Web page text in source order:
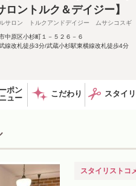
ロントルク＆デイジー】
ルサロン トルクアンドデイジー ムサシコスギ
中原区小杉町１－５２６－６
線改札徒歩3分/武蔵小杉駅東横線改札徒歩4分
ポン
ュー
こだわり スタイ
スタイリストコ